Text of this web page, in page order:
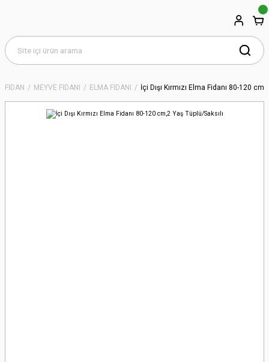
FİDAN MEYVE FİDANI ELMA FİDANI İçi Dışı Kırmızı Elma Fidanı 80-120